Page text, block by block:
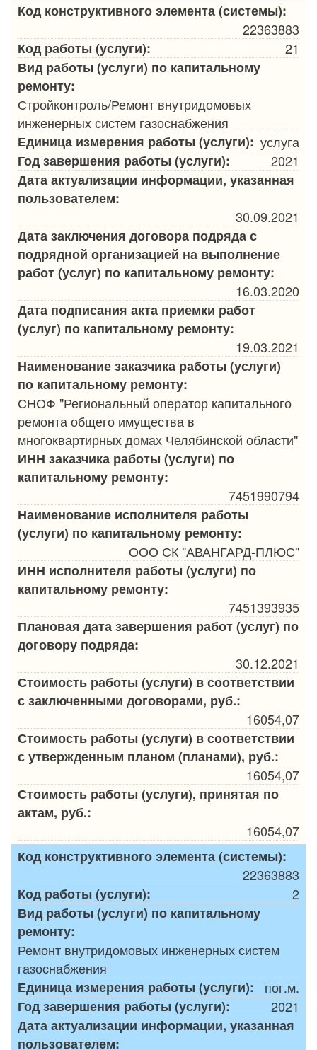
Код конструктивного элемента (системы):
22363883
Код работы (услуги):
21
Вид работы (услуги) по капитальному
ремонту:
Стройконтроль/Ремонт внутридомовых
инженерных систем газоснабжения
Единица измерения работы (услуги): услуга
Год завершения работы (услуги):
2021
Дата актуализации информации, указанная
пользователем:
30.09.2021
Дата заключения договора подряда с
подрядной организацией на выполнение
работ (услуг) по капитальному ремонту:
16.03.2020
Дата подписания акта приемки работ
(услуг) по капитальному ремонту:
19.03.2021
Наименование заказчика работы (услуги)
по капитальному ремонту:
СНОФ "Региональный оператор капитального
ремонта общего имущества в
многоквартирных домах Челябинской области"
ИНН заказчика работы (услуги) по
капитальному ремонту:
7451990794
Наименование исполнителя работы
(услуги) по капитальному ремонту:
ООО СК "АВАНГАРД-ПЛЮС"
ИНН исполнителя работы (услуги) по
капитальному ремонту:
7451393935
Плановая дата завершения работ (услуг) по
договору подряда:
30.12.2021
Стоимость работы (услуги) в соответствии
с заключенными договорами, руб.:
16054,07
Стоимость работы (услуги) в соответствии
с утвержденным планом (планами), руб.:
16054,07
Стоимость работы (услуги), принятая по
актам, руб.:
16054,07
Код конструктивного элемента (системы):
22363883
Код работы (услуги):
2
Вид работы (услуги) по капитальному
ремонту:
Ремонт внутридомовых инженерных систем
газоснабжения
Единица измерения работы (услуги):
пог.м.
Год завершения работы (услуги):
2021
Дата актуализации информации, указанная
пользователем: